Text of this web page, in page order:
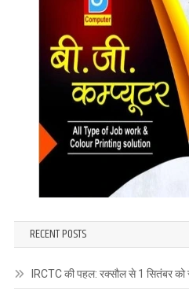
RECENT POSTS
IRCTC की पहल: रक्सौल से 1 सितंबर को